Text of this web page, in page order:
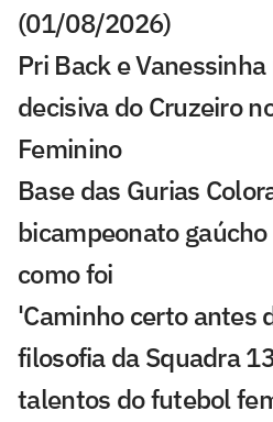
(01/08/2026)
Pri Back e
decisiva do Cruzeiro
Feminino
Base das Gurias
bicampeonato
como foi
'Caminho certo antes
filosofia da Squadra
talentos do futebol